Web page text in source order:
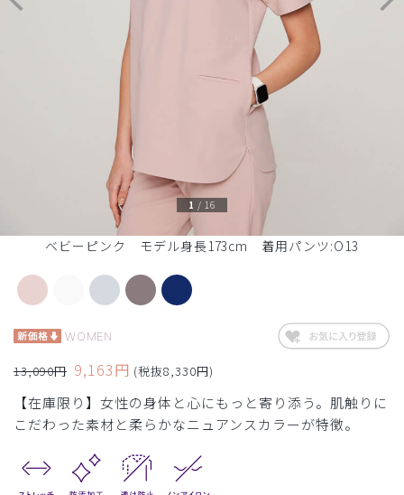
ベビーピンク モデル身長173cm 着用パンツ:O13
1 / 16
WOMEN
13,090円 9,163円 (税抜8,330円)
【在庫限り】女性の身体と心にもっと寄り添う。肌触りに
こだわった素材と柔らかなニュアンスカラーが特徴。